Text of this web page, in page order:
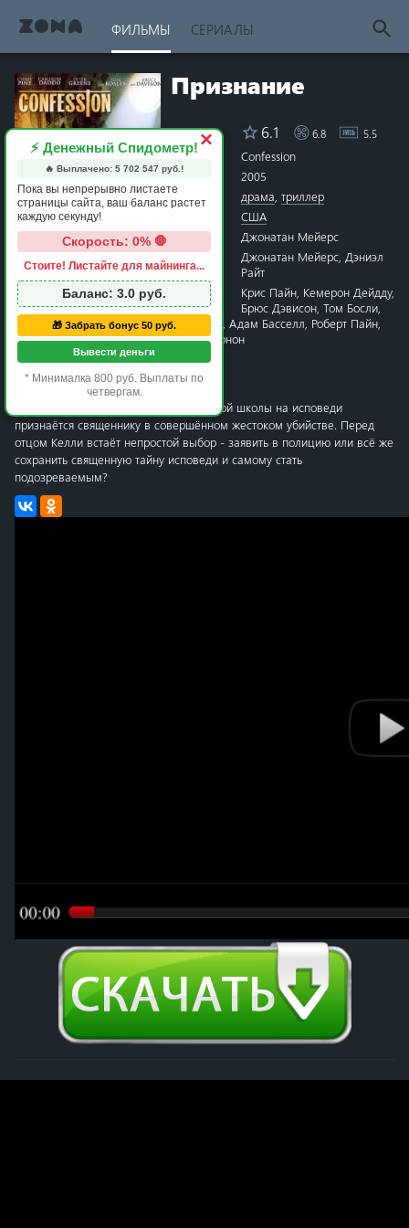
ФИЛЬМЫ СЕРИАЛЫ
10 stars
9 stars
8 stars
7 stars
6 stars
5 stars
4 stars
3 stars
2 stars
1 star
Признание
Рейтинг 6.1 6.8 5.5
Название
Confession
Год
2005
Жанры
драма триллер
США
Режиссёр
Джонатан Мейерс
Сценарий
Джонатан Мейерс Дэниэл
Райт
Крис Пайн Кемерон Дейдду,
Брюс Дэвисон Том Босли
Питер Грин,Лукас Бенкен Адам Басселл Роберт Пайн
Джанет Кэрролл,Кейт Вернон
Время
1 час 25 минут
Премьера
13 апреля 2005 в мире
Один из учеников частной католической школы на исповеди
признаётся священнику в совершённом жестоком убийстве. Перед
отцом Келли встаёт непростой выбор - заявить в полицию или всё же
сохранить священную тайну исповеди и самому стать
подозреваемым?
×
⚡ Денежный Спидометр!
🔥 Выплачено: 5 702 547 руб.!
Пока вы непрерывно листаете
страницы сайта, ваш баланс растет
каждую секунду!
Скорость: 0% 🛑
Стоите! Листайте для майнинга...
Баланс: 3.0 руб.
🎁 Забрать бонус 50 руб.
Вывести деньги
* Минималка 800 руб. Выплаты по
четвергам.